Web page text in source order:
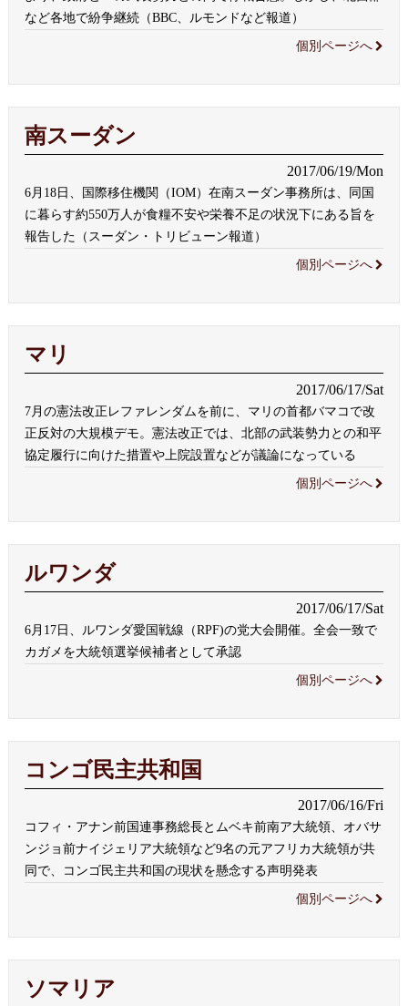
など各地で紛争継続（BBC、ルモンドなど報道）
個別ページへ
南スーダン
2017/06/19/Mon
6月18日、国際移住機関（IOM）在南スーダン事務所は、同国
に暮らす約550万人が食糧不安や栄養不足の状況下にある旨を
報告した（スーダン・トリビューン報道）
個別ページへ
マリ
2017/06/17/Sat
7月の憲法改正レファレンダムを前に、マリの首都バマコで改
正反対の大規模デモ。憲法改正では、北部の武装勢力との和平
協定履行に向けた措置や上院設置などが議論になっている
個別ページへ
ルワンダ
2017/06/17/Sat
6月17日、ルワンダ愛国戦線（RPF)の党大会開催。全会一致で
カガメを大統領選挙候補者として承認
個別ページへ
コンゴ民主共和国
2017/06/16/Fri
コフィ・アナン前国連事務総長とムベキ前南ア大統領、オバサ
ンジョ前ナイジェリア大統領など9名の元アフリカ大統領が共
同で、コンゴ民主共和国の現状を懸念する声明発表
個別ページへ
ソマリア